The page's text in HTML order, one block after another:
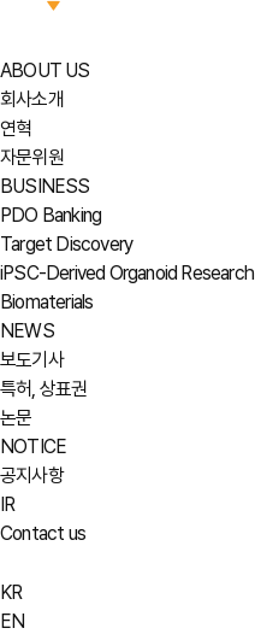
ABOUT US
회사소개
연혁
자문위원
BUSINESS
PDO Banking
Target Discovery
iPSC-Derived Organoid Research
Biomaterials
NEWS
보도기사
특허, 상표권
논문
NOTICE
공지사항
IR
Contact us
KR
EN